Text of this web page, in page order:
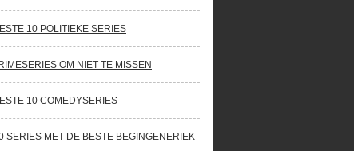
10 POLITIEKE SERIES
OM NIET TE MISSEN
10 COMEDYSERIES
SERIES MET DE BESTE BEGINGENERIEK